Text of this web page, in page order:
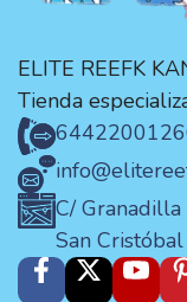
ELITE REEFK
Tienda
644220012
C/ Granadilla
San